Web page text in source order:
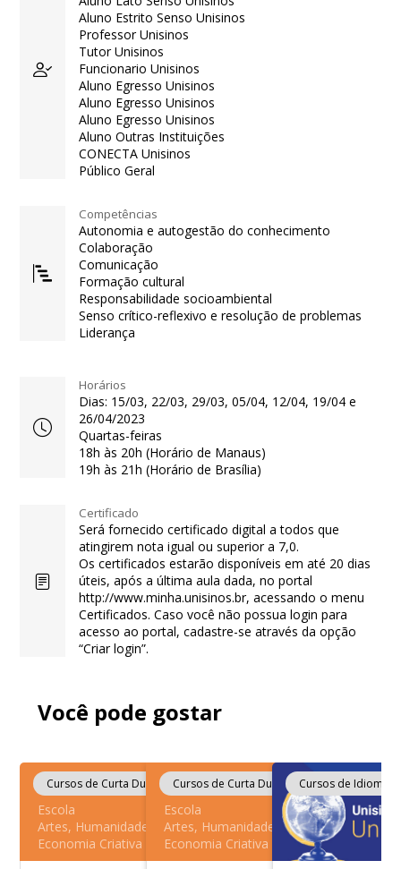
Aluno Estrito Senso Unisinos
Professor Unisinos
Tutor Unisinos
Funcionario Unisinos
Aluno Egresso Unisinos
Aluno Egresso Unisinos
Aluno Egresso Unisinos
Aluno Outras Instituições
CONECTA Unisinos
Público Geral
Competências
Autonomia e autogestão do conhecimento
Colaboração
Comunicação
Formação cultural
Responsabilidade socioambiental
Senso crítico-reflexivo e resolução de problemas
Liderança
Horários
Dias: 15/03, 22/03, 29/03, 05/04, 12/04, 19/04 e
26/04/2023
Quartas-feiras
18h às 20h (Horário de Manaus)
19h às 21h (Horário de Brasília)
Certificado
Será fornecido certificado digital a todos que
atingirem nota igual ou superior a 7,0.
Os certificados estarão disponíveis em até 20 dias
úteis, após a última aula dada, no portal
http://www.minha.unisinos.br, acessando o menu
Certificados. Caso você não possua login para
acesso ao portal, cadastre-se através da opção
“Criar login”.
Você pode gostar
Cursos de Curta Duração
Escola
Artes, Humanidades e
Economia Criativa
Cursos de Curta Duração
Escola
Artes, Humanidades e
Economia Criativa
Cursos de Idioma